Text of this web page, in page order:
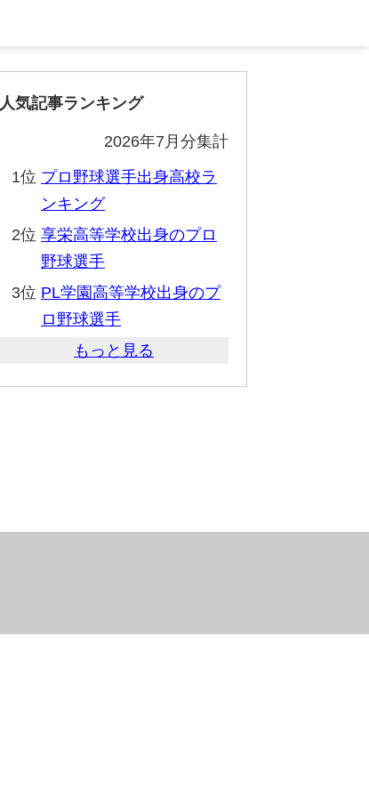
人気記事ランキング
2026年7月分集計
1位 プロ野球選手出身高校ラ
ンキング
2位 享栄高等学校出身のプロ
野球選手
3位 PL学園高等学校出身のプ
ロ野球選手
もっと見る